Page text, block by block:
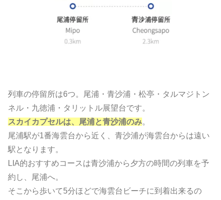
列車の停留所は6つ。尾浦・青沙浦・松亭・タルマジトン
ネル・九徳浦・タリットル展望台です。
スカイカプセルは、尾浦と青沙浦のみ。
尾浦駅が1番海雲台から近く、青沙浦が海雲台からは遠い
駅となります。
LIA的おすすめコースは青沙浦から夕方の時間の列車を予
約し、尾浦へ。
そこから歩いて5分ほどで海雲台ビーチに到着出来るの